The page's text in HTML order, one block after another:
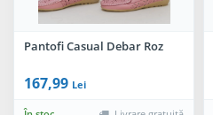
Pantofi Casual Debar Roz
167,99 Lei